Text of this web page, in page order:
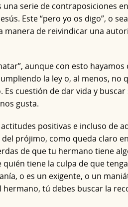
serie de contraposiciones
Este “pero yo os digo”, o
manera de reivindicar una
aunque con esto
la ley o, al menos,
Es cuestión de dar vida y
gusta.
positivas e incluso de
prójimo, como queda claro
de que tu hermano tiene
tiene la culpa de que
o es un exigente, o un
hermano, tú debes buscar la